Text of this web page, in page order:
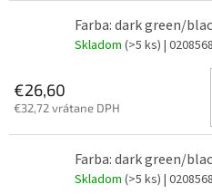
Farba: dark green/
Skladom (>5 ks) |
€26,60
€32,72 vrátane DPH
Farba: dark green/
Skladom (>5 ks) |